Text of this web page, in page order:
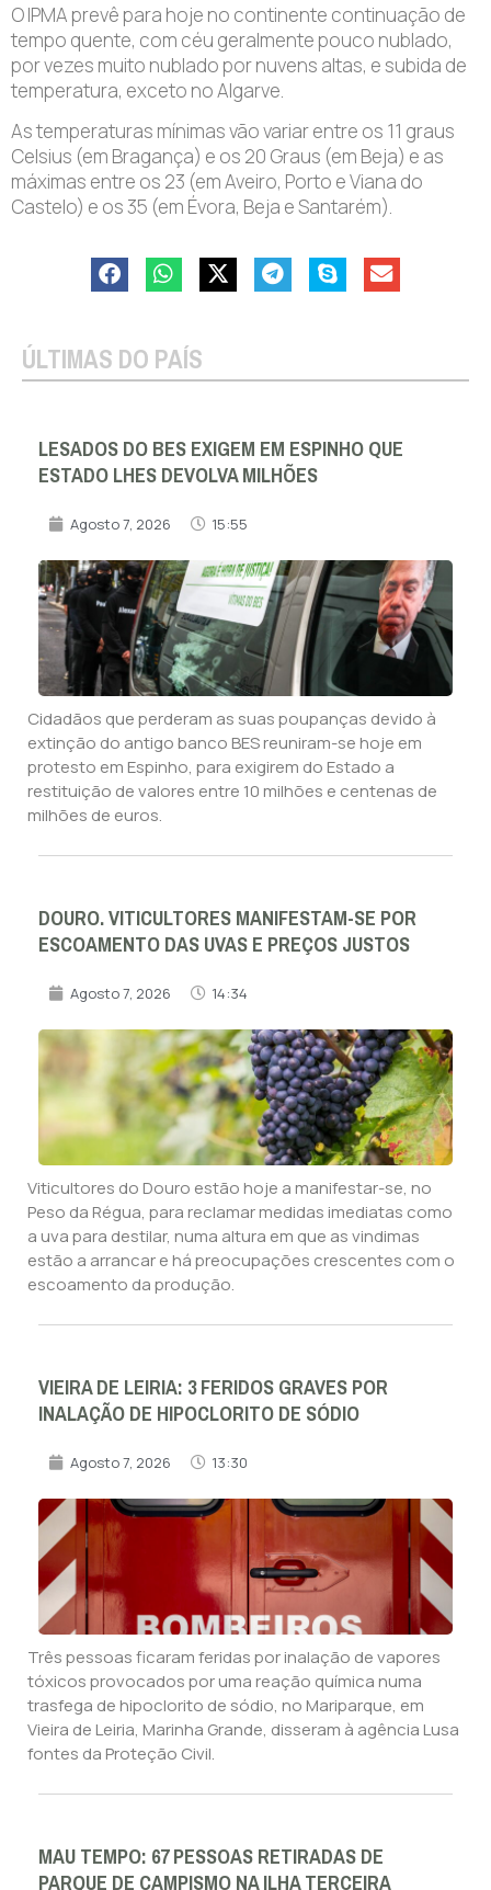
O IPMA prevê para hoje no continente continuação de
tempo quente, com céu geralmente pouco nublado,
por vezes muito nublado por nuvens altas, e subida de
temperatura, exceto no Algarve.
As temperaturas mínimas vão variar entre os 11 graus
Celsius (em Bragança) e os 20 Graus (em Beja) e as
máximas entre os 23 (em Aveiro, Porto e Viana do
Castelo) e os 35 (em Évora, Beja e Santarém).
ÚLTIMAS DO PAÍS
LESADOS DO BES EXIGEM EM ESPINHO QUE
ESTADO LHES DEVOLVA MILHÕES
Agosto 7, 2026 15:55
Cidadãos que perderam as suas poupanças devido à
extinção do antigo banco BES reuniram-se hoje em
protesto em Espinho, para exigirem do Estado a
restituição de valores entre 10 milhões e centenas de
milhões de euros.
DOURO. VITICULTORES MANIFESTAM-SE POR
ESCOAMENTO DAS UVAS E PREÇOS JUSTOS
Agosto 7, 2026 14:34
Viticultores do Douro estão hoje a manifestar-se, no
Peso da Régua, para reclamar medidas imediatas como
a uva para destilar, numa altura em que as vindimas
estão a arrancar e há preocupações crescentes com o
escoamento da produção.
VIEIRA DE LEIRIA: 3 FERIDOS GRAVES POR
INALAÇÃO DE HIPOCLORITO DE SÓDIO
Agosto 7, 2026 13:30
Três pessoas ficaram feridas por inalação de vapores
tóxicos provocados por uma reação química numa
trasfega de hipoclorito de sódio, no Mariparque, em
Vieira de Leiria, Marinha Grande, disseram à agência Lusa
fontes da Proteção Civil.
MAU TEMPO: 67 PESSOAS RETIRADAS DE